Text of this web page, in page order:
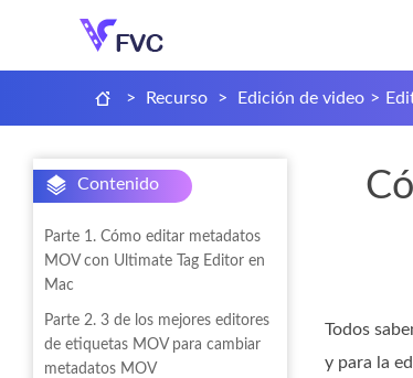
> Recurso > Edición de video >
Contenido
Parte 1. Cómo editar metadatos
MOV con Ultimate Tag Editor en
Mac
Parte 2. 3 de los mejores editores
de etiquetas MOV para cambiar
metadatos MOV
Todos
y para la